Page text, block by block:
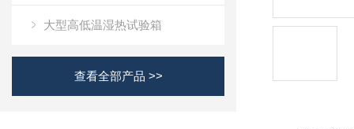
大型高低温湿热试验箱
查看全部产品 >>